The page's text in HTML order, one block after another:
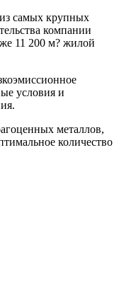
самых крупных
компании
11 200 м? жилой
условия и
металлов,
количество